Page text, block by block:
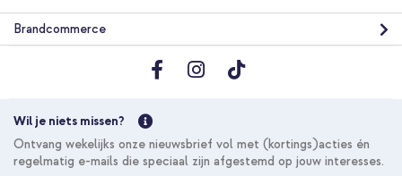
Brandcommerce
Wil je niets missen?
Ontvang wekelijks onze nieuwsbrief vol met (kortings)acties én
regelmatig e-mails die speciaal zijn afgestemd op jouw interesses.